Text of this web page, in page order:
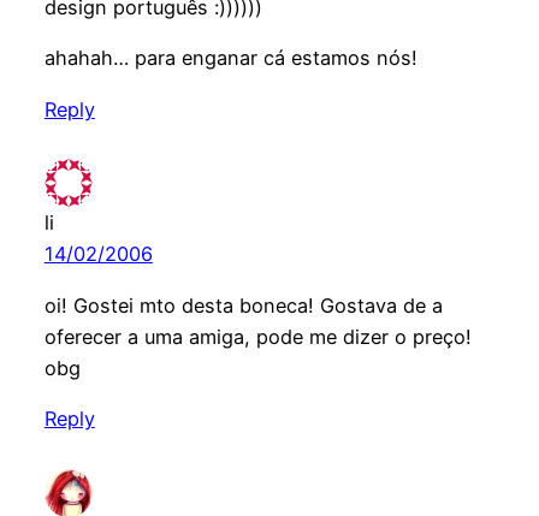
design português :))))))
ahahah… para enganar cá estamos nós!
Reply
li
14/02/2006
oi! Gostei mto desta boneca! Gostava de a
oferecer a uma amiga, pode me dizer o preço!
obg
Reply